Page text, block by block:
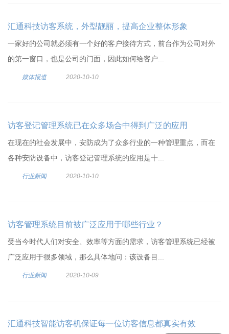
汇通科技访客系统，外型靓丽，提高企业整体形象
一家好的公司就必须有一个好的客户接待方式，前台作为公司对外
的第一窗口，也是公司的门面，因此如何给客户...
媒体报道 2020-10-10
访客登记管理系统已在众多场合中得到广泛的应用
在现在的社会发展中，安防成为了众多行业的一种管理重点，而在
各种安防设备中，访客登记管理系统的应用是十...
行业新闻 2020-10-10
访客管理系统目前被广泛应用于哪些行业？
受当今时代人们对安全、效率等方面的需求，访客管理系统已经被
广泛应用于很多领域，那么具体地问：该设备目...
行业新闻 2020-10-09
汇通科技智能访客机保证每一位访客信息都真实有效